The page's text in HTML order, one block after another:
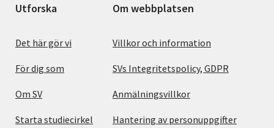
Utforska
Det här gör vi
För dig som
Om SV
Starta studiecirkel
Om webbplatsen
Villkor och information
SVs Integritetspolicy, GDPR
Anmälningsvillkor
Hantering av personuppgifter